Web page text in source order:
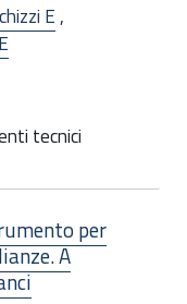
E,
tecnici
per
A